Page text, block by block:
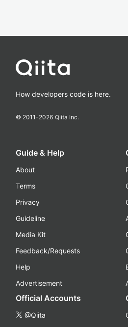
How developers code is here.
© 2011-2026 Qiita Inc.
Guide & Help
About
Terms
Privacy
Guideline
Media Kit
Feedback/Requests
Help
Advertisement
Official Accounts
@Qiita